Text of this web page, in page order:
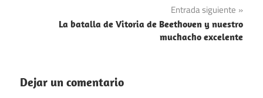
Entrada siguiente
La batalla de Vitoria de Beethoven y nuestro
muchacho excelente
Dejar un comentario